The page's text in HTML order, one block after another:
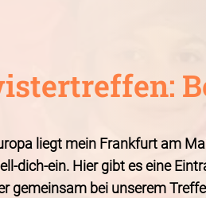
liegt mein Frankfurt am
dich-ein. Hier gibt es eine
gemeinsam bei unserem